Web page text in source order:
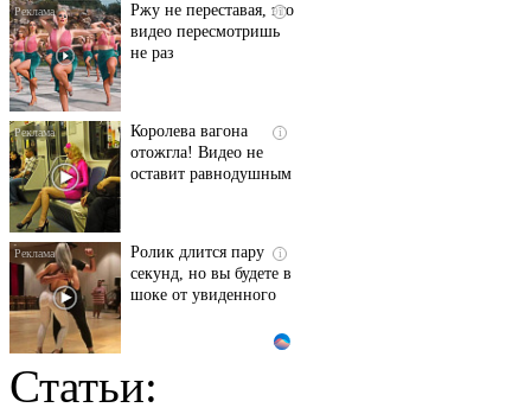
i
Ржу не переставая, это
видео пересмотришь
не раз
i
Королева вагона
отожгла! Видео не
оставит равнодушным
i
Ролик длится пару
секунд, но вы будете в
шоке от увиденного
оставит вас без слов!
Статьи: